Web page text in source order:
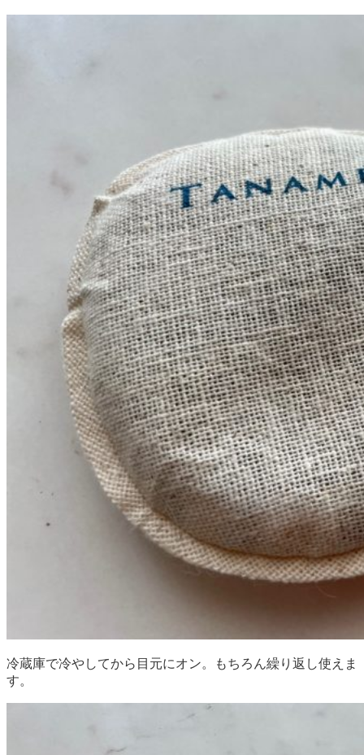
冷蔵庫で冷やしてから目元にオン。もちろん繰り返し使えま
す。